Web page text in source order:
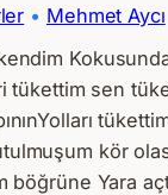
• Mehmet Aycı
tükettim sen
kör
böğrüne Yara